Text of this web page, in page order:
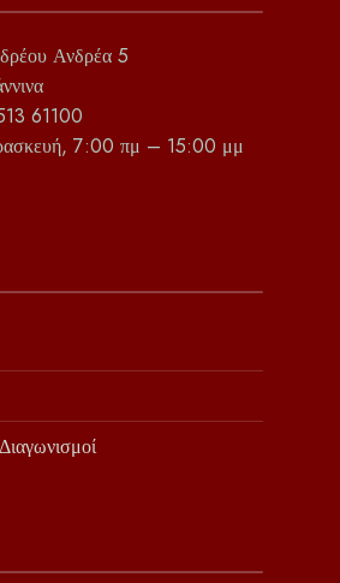
Ανδρέα 5
61100
7:00 πμ – 15:00 μμ